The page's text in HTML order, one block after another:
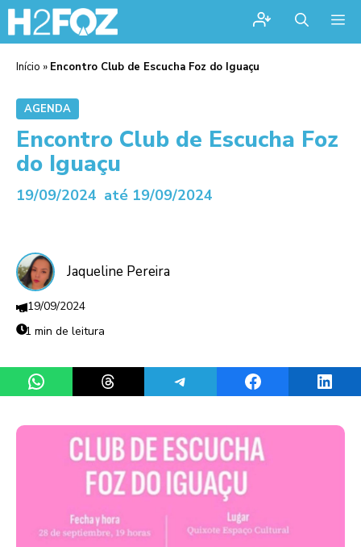
Início » Encontro Club de Escucha Foz do Iguaçu
AGENDA
Encontro Club de Escucha Foz
do Iguaçu
19/09/2024 até 19/09/2024
Jaqueline Pereira
19/09/2024
1 min de leitura
Share on WhatsAppShare on ThreadsShare on TelegramShare on Facebook